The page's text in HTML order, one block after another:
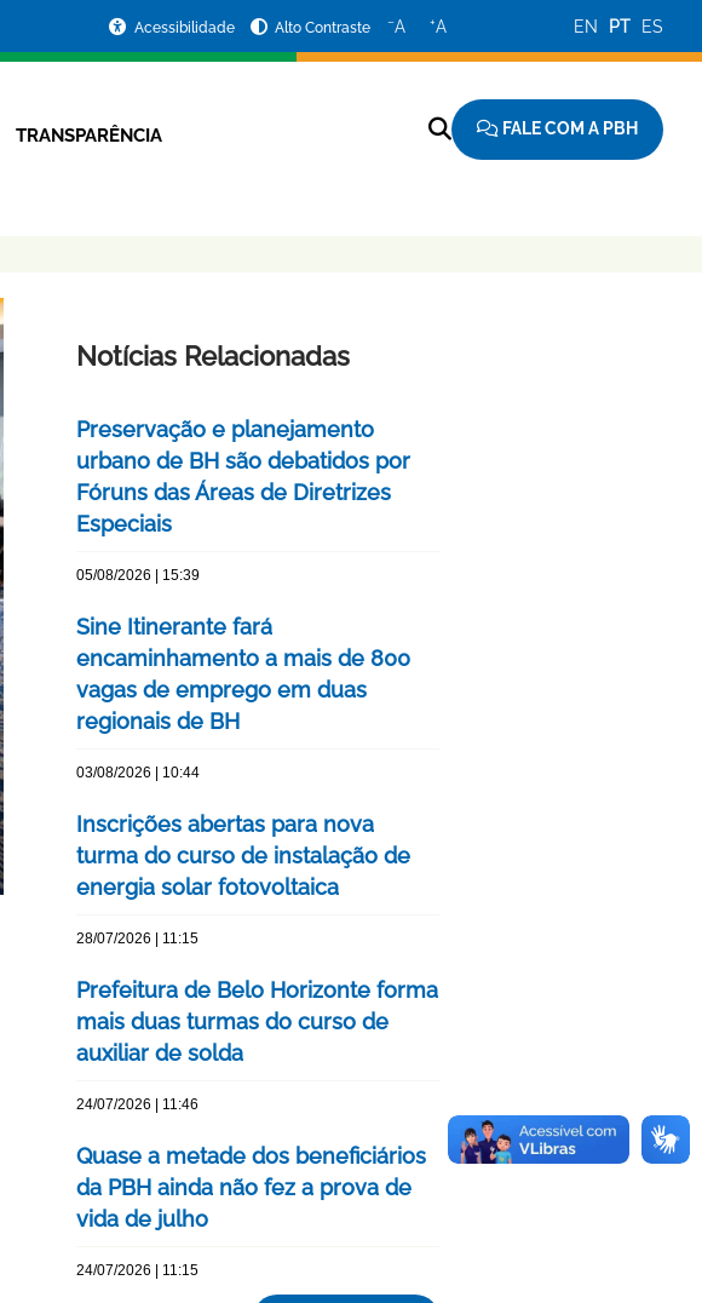
Acessibilidade Alto Contraste −A +A EN PT ES
TRANSPARÊNCIA FALE COM A PBH
Notícias Relacionadas
Preservação e planejamento
urbano de BH são debatidos por
Fóruns das Áreas de Diretrizes
Especiais
05/08/2026 | 15:39
Sine Itinerante fará
encaminhamento a mais de 800
vagas de emprego em duas
regionais de BH
03/08/2026 | 10:44
Inscrições abertas para nova
turma do curso de instalação de
energia solar fotovoltaica
28/07/2026 | 11:15
Prefeitura de Belo Horizonte forma
mais duas turmas do curso de
auxiliar de solda
24/07/2026 | 11:46
Quase a metade dos beneficiários
da PBH ainda não fez a prova de
vida de julho
24/07/2026 | 11:15